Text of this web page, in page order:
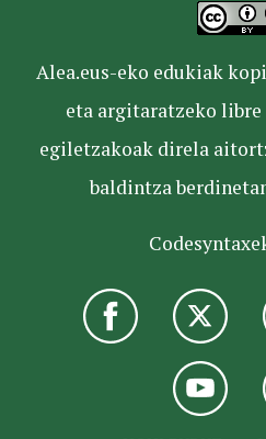
Alea.eus-eko edukiak
eta argitaratzeko libre
egiletzakoak direla
baldintza